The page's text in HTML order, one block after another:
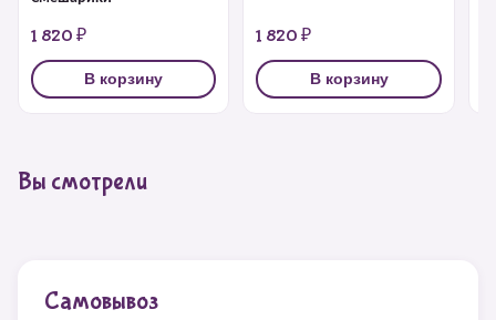
1 820 ₽
В корзину
1 820 ₽
В корзину
Вы смотрели
Самовывоз